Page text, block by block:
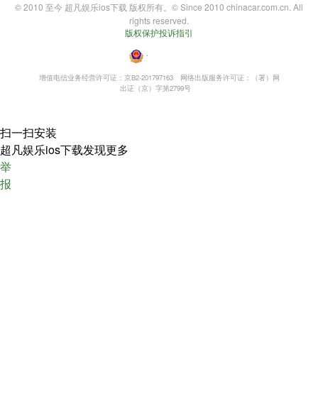
© 2010 至今 超凡娱乐ios下载 版权所有。© Since 2010 chinacar.com.cn. All
rights reserved.
版权保护投诉指引
・
增值电信业务经营许可证：京B2-201797163
网络出版服务许可证：（署）网
出证（京）字第2799号